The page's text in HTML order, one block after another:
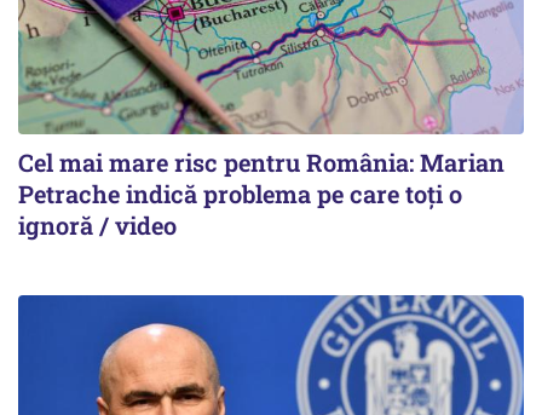
Cel mai mare risc pentru România: Marian
Petrache indică problema pe care toți o
ignoră / video